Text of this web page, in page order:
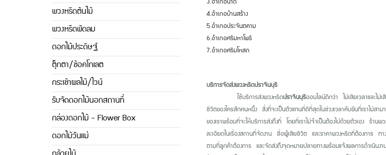
4.อำเภอบ้านสร้าง
5.อำเภอประจันตคาม
6.อำเภอศรีมหาโพธิ
7.อำเภอศรีมโหสถ
บริการจัดส่งพวงหรีดปราจีนบุรี
ใช้บริการส่งพวงหรีดปราจีนบุรีออนไลน์ดีกว่า ไม่เสียเวลาและไม่เ
ชีวิตของใครสักคนหนึ่ง สิ่งที่จะเป็นตัวแทนที่ดีที่สุดในช่วงเวลาคับขันที่เราไม่ส
ของเราพร้อมที่จะให้บริการส่งถึงที่ โดยที่เราไม่จำเป็นต้องไปด้วยตัวเอง ร้านพ
ละเอียดในเรื่องสถานที่จัดงาน ชื่อผู้เสียชีวิต และราคาพวงหรีดที่ต้องการ ทา
ตามที่ลูกค้าต้องการ และจัดส่งถึงจุดหมายปลายทางพร้อมแจ้งผลการดำเนินง
พวงหรีดต้นไม้
พวงหรีดพัดลม
ดอกไม้ประดิษฐ์
ตุ๊กตา/ช้อคโกเลต
กระเช้าผลไม้/ไวน์
รับจัดดอกไม้นอกสถานที่
กล่องดอกไม้ - Flower Box
ดอกไม้วันแม่